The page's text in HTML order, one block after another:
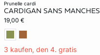
prunelle cardi
CARDIGAN SANS MANCHES
19,00 €
3 kaufen, den 4. gratis